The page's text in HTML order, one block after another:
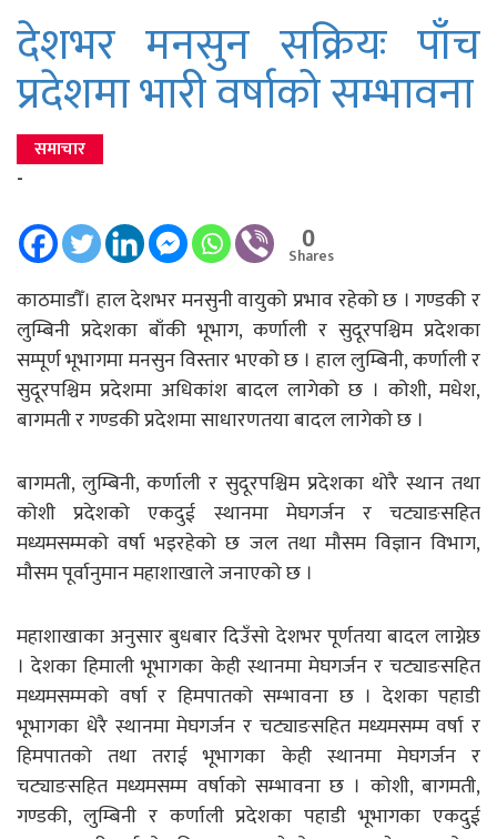
देशभर मनसुन सक्रियः पाँच
प्रदेशमा भारी वर्षाको सम्भावना
समाचार
-
0
Shares
काठमाडौँ। हाल देशभर मनसुनी वायुको प्रभाव रहेको छ । गण्डकी र
लुम्बिनी प्रदेशका बाँकी भूभाग, कर्णाली र सुदूरपश्चिम प्रदेशका
सम्पूर्ण भूभागमा मनसुन विस्तार भएको छ । हाल लुम्बिनी, कर्णाली र
सुदूरपश्चिम प्रदेशमा अधिकांश बादल लागेको छ । कोशी, मधेश,
बागमती र गण्डकी प्रदेशमा साधारणतया बादल लागेको छ ।
बागमती, लुम्बिनी, कर्णाली र सुदूरपश्चिम प्रदेशका थोरै स्थान तथा
कोशी प्रदेशको एकदुई स्थानमा मेघगर्जन र चट्याङसहित
मध्यमसम्मको वर्षा भइरहेको छ जल तथा मौसम विज्ञान विभाग,
मौसम पूर्वानुमान महाशाखाले जनाएको छ ।
महाशाखाका अनुसार बुधबार दिउँसो देशभर पूर्णतया बादल लाग्नेछ
। देशका हिमाली भूभागका केही स्थानमा मेघगर्जन र चट्याङसहित
मध्यमसम्मको वर्षा र हिमपातको सम्भावना छ । देशका पहाडी
भूभागका धेरै स्थानमा मेघगर्जन र चट्याङसहित मध्यमसम्म वर्षा र
हिमपातको तथा तराई भूभागका केही स्थानमा मेघगर्जन र
चट्याङसहित मध्यमसम्म वर्षाको सम्भावना छ । कोशी, बागमती,
गण्डकी, लुम्बिनी र कर्णाली प्रदेशका पहाडी भूभागका एकदुई